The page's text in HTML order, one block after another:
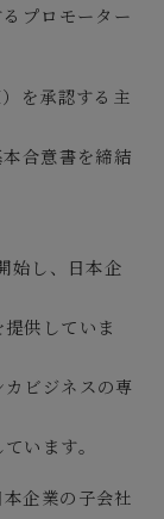
プロモーター
を承認する主
合意書を締結
始し、日本企
供していま
ビジネスの専
います。
企業の子会社